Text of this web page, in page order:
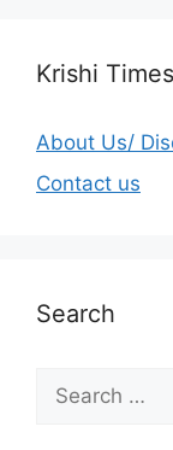
Krishi Times
About Us/
Contact us
Search